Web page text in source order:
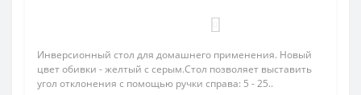
Инверсионный стол для домашнего применения. Новый
цвет обивки - желтый с серым.Стол позволяет выставить
угол отклонения с помощью ручки справа: 5 - 25..